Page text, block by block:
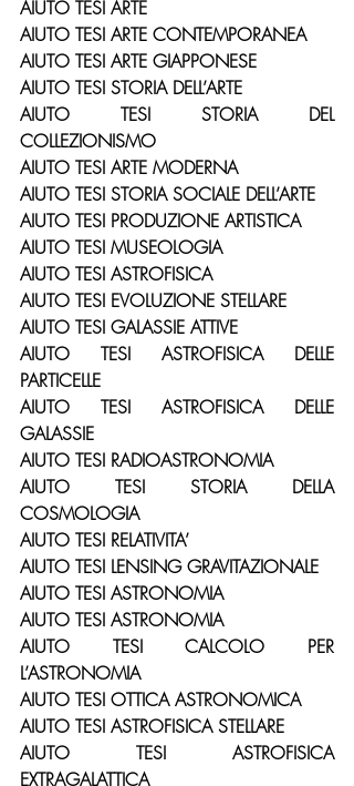
AIUTO TESI ARTE
AIUTO TESI ARTE CONTEMPORANEA
AIUTO TESI ARTE GIAPPONESE
AIUTO TESI STORIA DELL’ARTE
AIUTO TESI STORIA DEL
COLLEZIONISMO
AIUTO TESI ARTE MODERNA
AIUTO TESI STORIA SOCIALE DELL’ARTE
AIUTO TESI PRODUZIONE ARTISTICA
AIUTO TESI MUSEOLOGIA
AIUTO TESI ASTROFISICA
AIUTO TESI EVOLUZIONE STELLARE
AIUTO TESI GALASSIE ATTIVE
AIUTO TESI ASTROFISICA DELLE
PARTICELLE
AIUTO TESI ASTROFISICA DELLE
GALASSIE
AIUTO TESI RADIOASTRONOMIA
AIUTO TESI STORIA DELLA
COSMOLOGIA
AIUTO TESI RELATIVITA’
AIUTO TESI LENSING GRAVITAZIONALE
AIUTO TESI ASTRONOMIA
AIUTO TESI ASTRONOMIA
AIUTO TESI CALCOLO PER
L’ASTRONOMIA
AIUTO TESI OTTICA ASTRONOMICA
AIUTO TESI ASTROFISICA STELLARE
AIUTO TESI ASTROFISICA
EXTRAGALATTICA